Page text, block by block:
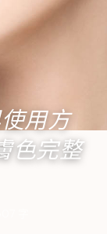
用方
色完整